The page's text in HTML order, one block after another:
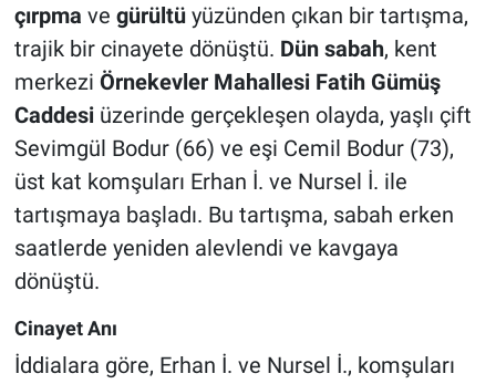
çırpma ve gürültüyüzünden çıkan bir tartışma,
trajik bir cinayete dönüştü. Dün sabah, kent
merkezi Örnekevler Mahallesi Fatih Gümüş
Caddesiüzerinde gerçekleşen olayda, yaşlı çift
Sevimgül Bodur (66) ve eşi Cemil Bodur (73),
üst kat komşuları Erhan İ. ve Nursel İ. ile
tartışmaya başladı. Bu tartışma, sabah erken
saatlerde yeniden alevlendi ve kavgaya
dönüştü.
Cinayet Anı
İddialara göre, Erhan İ. ve Nursel İ., komşuları